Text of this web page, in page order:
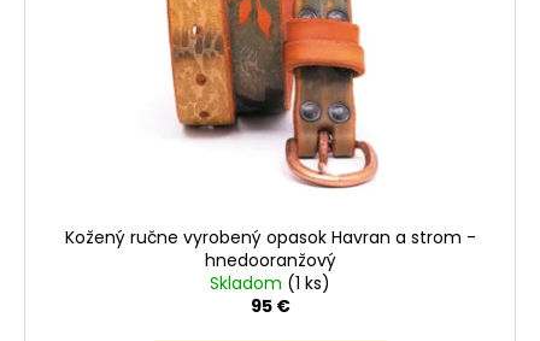
Kožený ručne vyrobený opasok Havran a strom -
hnedooranžový
Skladom (1 ks)
95 €